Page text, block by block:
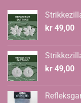
kr 49,00
kr 49,00